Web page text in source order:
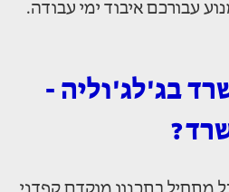
עבורכם איבוד ימי עבודה.
בג'לג'וליה -